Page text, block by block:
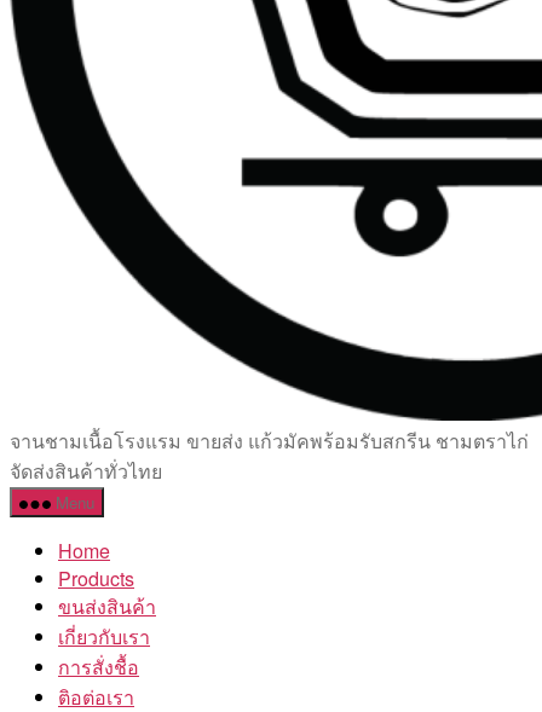
เซรามิค
ครบ
ครัน
โรงงาน
จานชามเนื้อโรงแรม ขายส่ง แก้วมัคพร้อมรับสกรีน ชามตราไก่
จัดส่งสินค้าทั่วไทย
Menu
Home
Products
ขนส่งสินค้า
เกี่ยวกับเรา
การสั่งชื้อ
ติอต่อเรา